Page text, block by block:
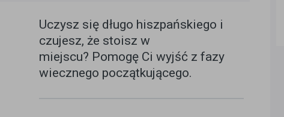
Uczysz się długo hiszpańskiego i
czujesz, że stoisz w
miejscu? Pomogę Ci wyjść z fazy
wiecznego początkującego.